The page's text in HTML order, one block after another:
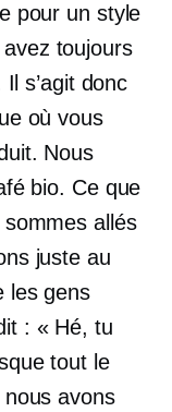
pour un style
toujours
s’agit donc
où vous
Nous
bio. Ce que
allés
juste au
les gens
: « Hé, tu
tout le
avons